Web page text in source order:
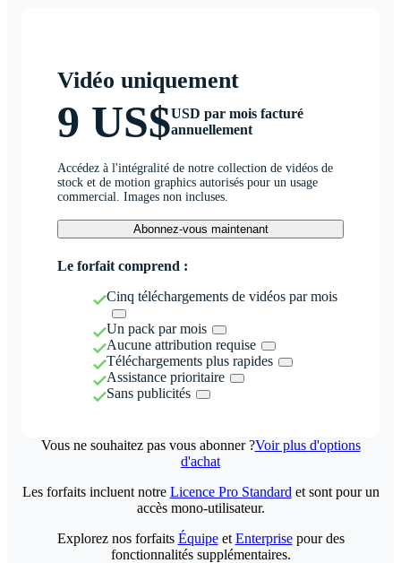
Vidéo uniquement
9 US$USD par mois facturé
annuellement
Accédez à l'intégralité de notre collection de vidéos de
stock et de motion graphics autorisés pour un usage
commercial. Images non incluses.
Abonnez-vous maintenant
Le forfait comprend :
Cinq téléchargements de vidéos par mois
Un pack par mois
Aucune attribution requise
Téléchargements plus rapides
Assistance prioritaire
Sans publicités
Vous ne souhaitez pas vous abonner ?Voir plus d'options
d'achat
Les forfaits incluent notre Licence Pro Standard et sont pour un
accès mono-utilisateur.
Explorez nos forfaits Équipeet Enterprisepour des
fonctionnalités supplémentaires.